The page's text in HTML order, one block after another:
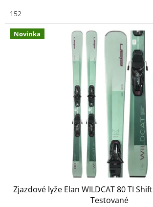
152
Novinka
Zjazdové lyže Elan WILDCAT 80 TI
Testované